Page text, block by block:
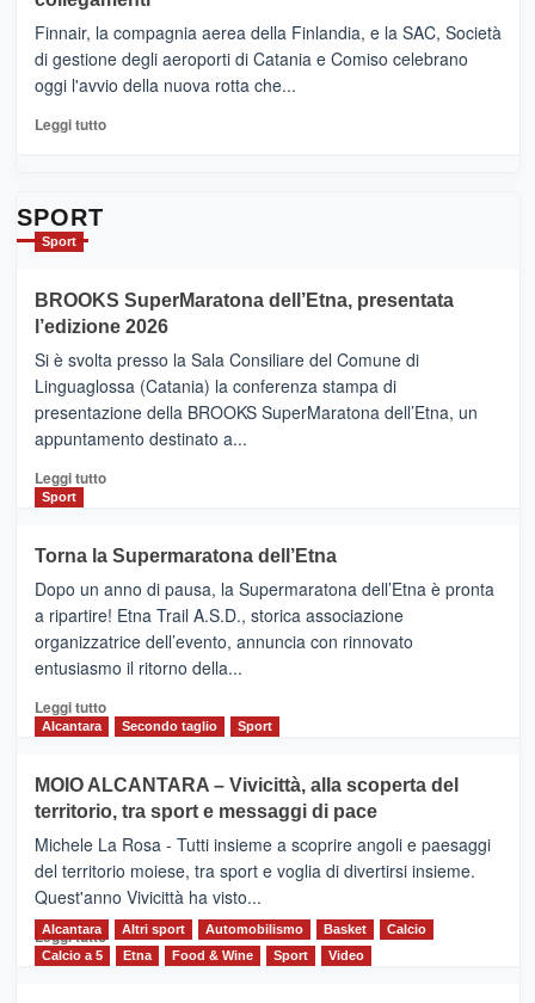
–
Ci
siamo
quasi….
pronti
per
Finnair, la compagnia aerea della Finlandia, e la SAC, Società
di gestione degli aeroporti di Catania e Comiso celebrano
oggi l'avvio della nuova rotta che...
Leggi tuttoLeggi
con
la
Al
via
i
collegamenti
SPORT
Sport
BROOKS SuperMaratona dell’Etna, presentata
l’edizione 2026
Si è svolta presso la Sala Consiliare del Comune di
Linguaglossa (Catania) la conferenza stampa di
presentazione della BROOKS SuperMaratona dell’Etna, un
appuntamento destinato a...
Leggi tuttoLeggi
BROOKS
SuperMaratona
dell’Etna,
presentata
l’edizione
2026
Sport
Torna la Supermaratona dell’Etna
Dopo un anno di pausa, la Supermaratona dell’Etna è pronta
a ripartire! Etna Trail A.S.D., storica associazione
organizzatrice dell’evento, annuncia con rinnovato
entusiasmo il ritorno della...
Leggi tuttoLeggi
Torna
la
Supermaratona
dell’Etna
Alcantara Secondo taglio Sport
MOIO ALCANTARA – Vivicittà, alla scoperta del
territorio, tra sport e messaggi di pace
Michele La Rosa - Tutti insieme a scoprire angoli e paesaggi
del territorio moiese, tra sport e voglia di divertirsi insieme.
Quest'anno Vivicittà ha visto...
Leggi tutto Leggi
Alcantara Altri sport Automobilismo Basket
Calcio
Calcio a 5
Etna Food & Wine Sport Video